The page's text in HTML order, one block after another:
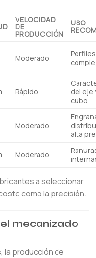
VELOCIDAD
DE
PRODUCCIÓN
USO
Moderado
Rápido
del eje
cubo
Moderado
alta
Moderado
a seleccionar
como la precisión.
mecanizado
la producción de